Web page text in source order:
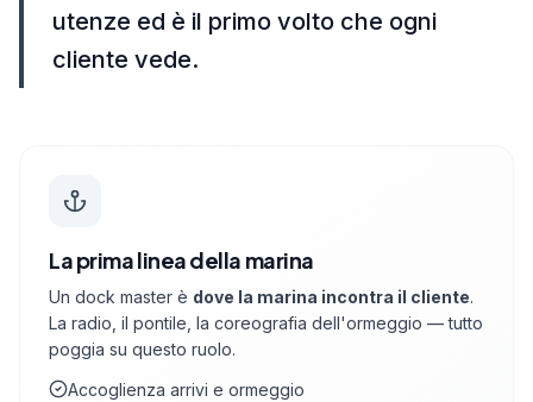
utenze ed è il primo volto che ogni
cliente vede.
La prima linea della marina
Un dock master è dove la marina incontra il cliente.
La radio, il pontile, la coreografia dell'ormeggio — tutto
poggia su questo ruolo.
Accoglienza arrivi e ormeggio